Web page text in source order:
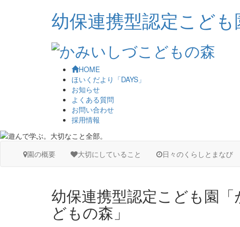
幼保連携型認定こども
HOME
ほいくだより「DAYS」
お知らせ
よくある質問
お問い合わせ
採用情報
園の概要 大切にしていること 日々のくらしとまなび
幼保連携型認定こども園
どもの森」